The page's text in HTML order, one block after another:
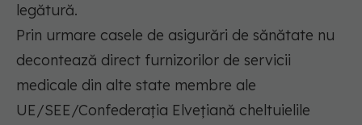
legătură.
Prin urmare casele de asigurări de sănătate nu
decontează direct furnizorilor de servicii
medicale din alte state membre ale
UE/SEE/Confederaţia Elveţiană cheltuielile